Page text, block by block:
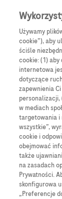
Skip to main
We are sorry,
Globalne
Global Roche
Platforma
Global
Używamy
cookie”), aby
ściśle
cookie: (1)
internetowa
dotyczące
zapewnienia
personalizacji,
w mediach
targetowania i
wszystkie”,
cookie i
obejmować
także
na zasadach
Prywatności.
skonfigurowa
„Preferencje